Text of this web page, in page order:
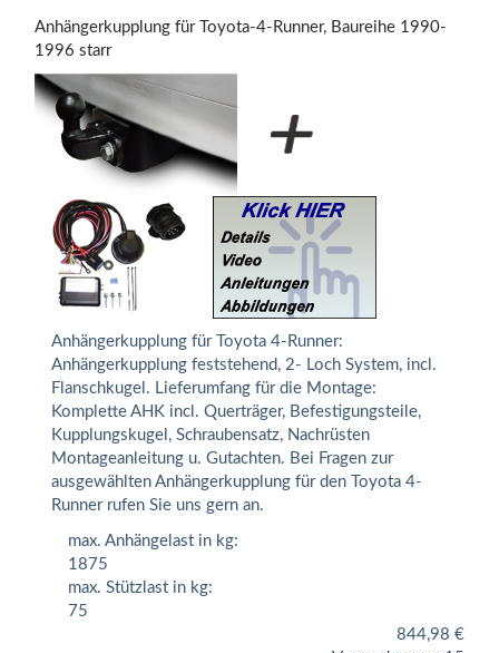
Anhängerkupplung für Toyota-4-Runner, Baureihe 1990-
1996 starr
Anhängerkupplung für Toyota 4-Runner:
Anhängerkupplung feststehend, 2- Loch System, incl.
Flanschkugel. Lieferumfang für die Montage:
Komplette AHK incl. Querträger, Befestigungsteile,
Kupplungskugel, Schraubensatz, Nachrüsten
Montageanleitung u. Gutachten. Bei Fragen zur
ausgewählten Anhängerkupplung für den Toyota 4-
Runner rufen Sie uns gern an.
max. Anhängelast in kg:
1875
max. Stützlast in kg:
75
844,98 €